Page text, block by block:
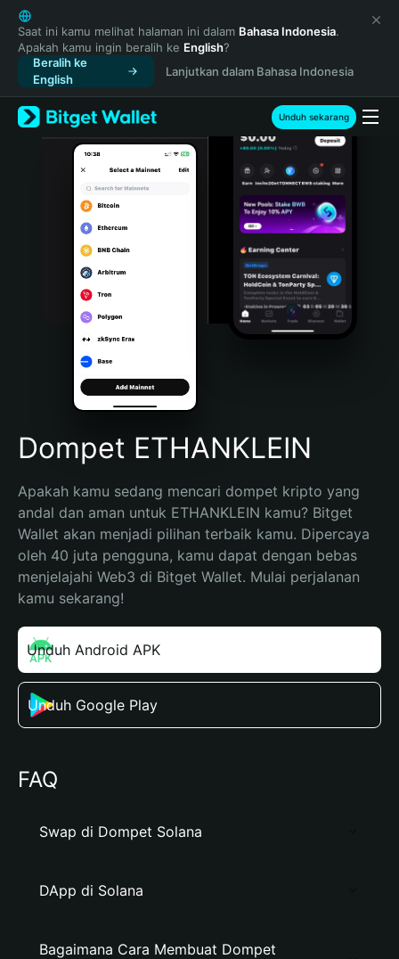
English
日本語
Tiếng Việt
Русский
Español (Latinoamérica)
Türkçe
Italiano
Português (Portugal)
Bahasa Indonesia
Português (Brasil)
Español (Argentina)
Saat ini kamu melihat halaman ini dalam Bahasa Indonesia.
Apakah kamu ingin beralih ke English?
Beralih ke
English
Lanjutkan dalam Bahasa Indonesia
Unduh sekarang
Dompet ETHANKLEIN
Apakah kamu sedang mencari dompet kripto yang
andal dan aman untuk ETHANKLEIN kamu? Bitget
Wallet akan menjadi pilihan terbaik kamu. Dipercaya
oleh 40 juta pengguna, kamu dapat dengan bebas
menjelajahi Web3 di Bitget Wallet. Mulai perjalanan
kamu sekarang!
Unduh Android APK
Unduh Google Play
FAQ
Swap di Dompet Solana
DApp di Solana
Bagaimana Cara Membuat Dompet